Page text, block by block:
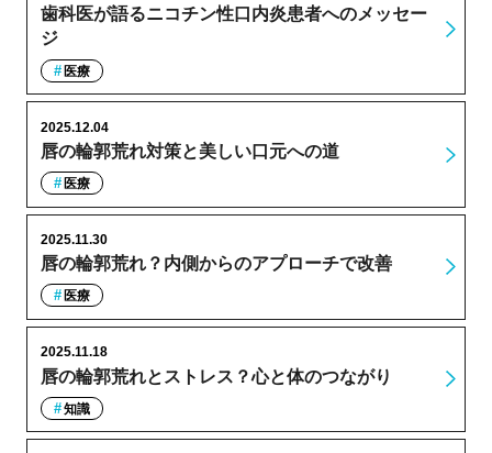
歯科医が語るニコチン性口内炎患者へのメッセー
ジ
医療
唇の輪郭荒れ対策と美しい口元への道
2025.12.04
医療
唇の輪郭荒れ？内側からのアプローチで改善
2025.11.30
医療
唇の輪郭荒れとストレス？心と体のつながり
2025.11.18
知識